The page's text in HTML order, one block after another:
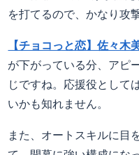
を打てるので、かなり攻
【チョコっと恋】佐々木
が下がっている分、アピ
じですね。応援役として
いかも知れません。
また、オートスキルに目